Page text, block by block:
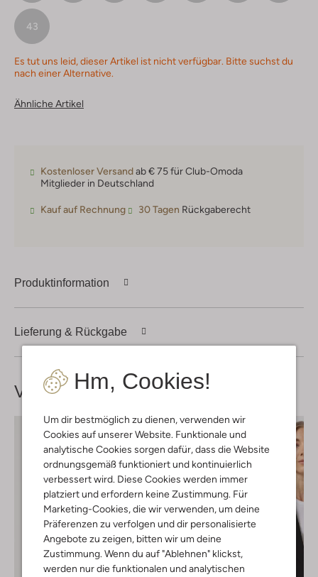
Hm, Cookies!
Um dir bestmöglich zu dienen, verwenden wir
Cookies auf unserer Website. Funktionale und
analytische Cookies sorgen dafür, dass die Website
ordnungsgemäß funktioniert und kontinuierlich
verbessert wird. Diese Cookies werden immer
platziert und erfordern keine Zustimmung. Für
Marketing-Cookies, die wir verwenden, um deine
Präferenzen zu verfolgen und dir personalisierte
Angebote zu zeigen, bitten wir um deine
Zustimmung. Wenn du auf "Ablehnen" klickst,
werden nur die funktionalen und analytischen
43
Es tut uns leid, dieser Artikel ist nicht verfügbar. Bitte suchst du
nach einer Alternative.
Ähnliche Artikel
Kostenloser Versandab € 75 für Club-Omoda
Mitglieder in Deutschland
Kauf auf Rechnung 30 Tagen Rückgaberecht
Produktinformation
Lieferung & Rückgabe
Vervollständige deinenLook